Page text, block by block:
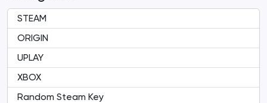
STEAM
ORIGIN
UPLAY
XBOX
Random Steam Key